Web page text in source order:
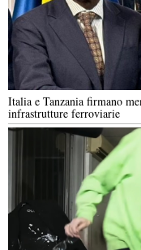
Italia e Tanzania firmano
infrastrutture ferroviarie